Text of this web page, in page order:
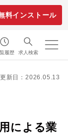
料インストール
履歴 求人検索
更新日：2026.05.13
による業